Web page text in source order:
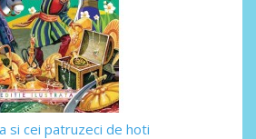
si cei patruzeci de hoti